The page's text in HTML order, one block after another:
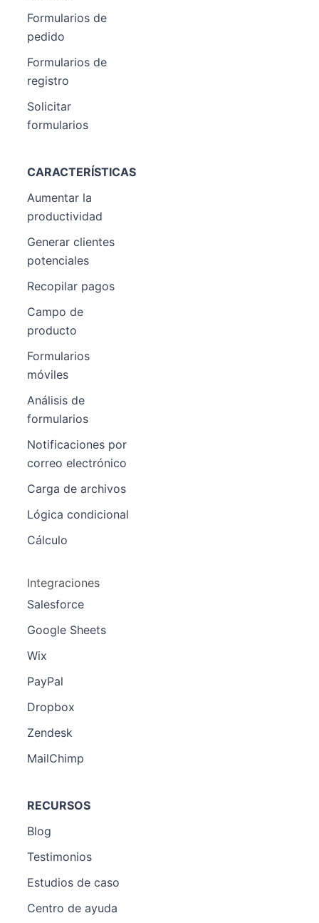
Formularios de
pedido
Formularios de
registro
Solicitar
formularios
CARACTERÍSTICAS
Aumentar la
productividad
Generar clientes
potenciales
Recopilar pagos
Campo de
producto
Formularios
móviles
Análisis de
formularios
Notificaciones por
correo electrónico
Carga de archivos
Lógica condicional
Cálculo
Integraciones
Salesforce
Google Sheets
Wix
PayPal
Dropbox
Zendesk
MailChimp
RECURSOS
Blog
Testimonios
Estudios de caso
Centro de ayuda